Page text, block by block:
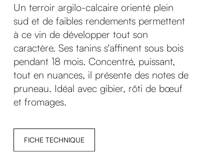
Un terroir argilo-calcaire orienté plein
sud et de faibles rendements permettent
à ce vin de développer tout son
caractère. Ses tanins s'affinent sous bois
pendant 18 mois. Concentré, puissant,
tout en nuances, il présente des notes de
pruneau. Idéal avec gibier, rôti de bœuf
et fromages.
FICHE TECHNIQUE